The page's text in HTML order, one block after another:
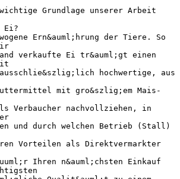
Grundlage unserer Arbeit
Ei?
Ern&auml;hrung der Tiere. So
verkaufte Ei tr&auml;gt einen
ausschlie&szlig;lich hochwertige, aus
Futtermittel mit gro&szlig;em Mais-
Verbaucher nachvollziehen, in
und durch welchen Betrieb (Stall)
Vorteilen als Direktvermarkter
Ihren n&auml;chsten Einkauf